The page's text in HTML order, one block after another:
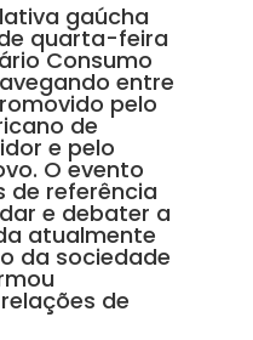
gaúcha
quarta-feira
Consumo
entre
pelo
de
e pelo
O evento
de referência
e debater a
atualmente
da sociedade
de